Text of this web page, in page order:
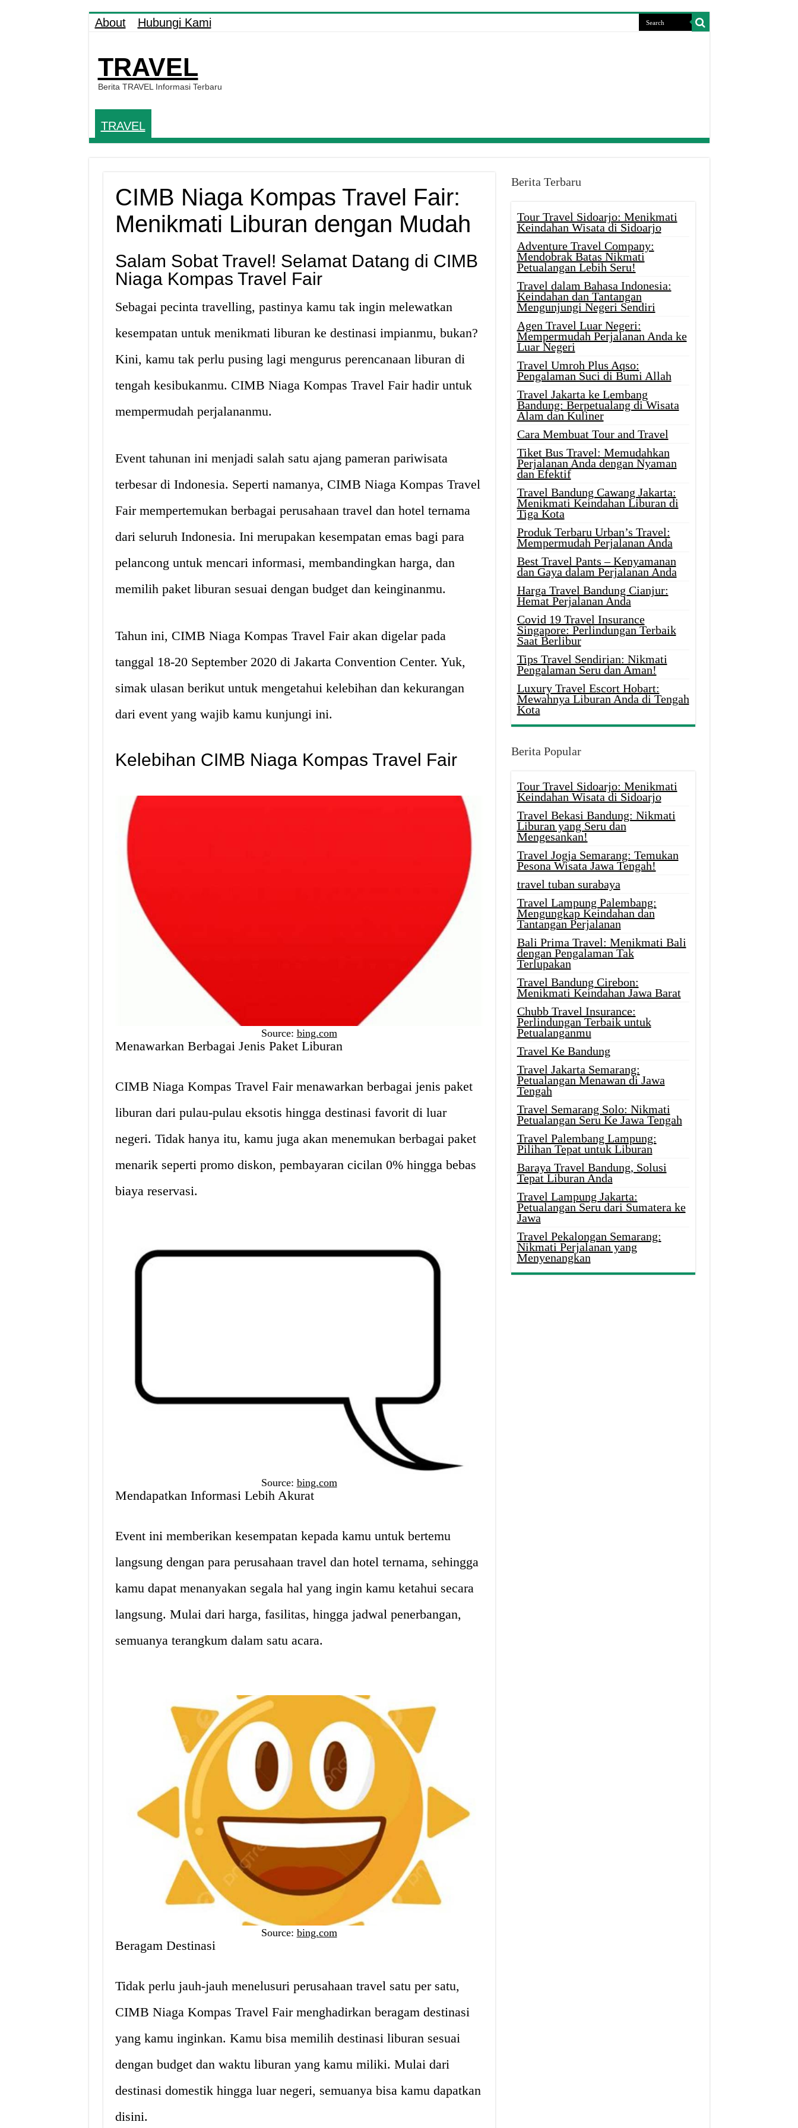
About Hubungi Kami
TRAVEL
Berita TRAVEL Informasi Terbaru
TRAVEL
CIMB Niaga Kompas Travel Fair:
Menikmati Liburan dengan Mudah
Salam Sobat Travel! Selamat Datang di CIMB
Niaga Kompas Travel Fair
Sebagai pecinta travelling, pastinya kamu tak ingin melewatkan
kesempatan untuk menikmati liburan ke destinasi impianmu, bukan?
Kini, kamu tak perlu pusing lagi mengurus perencanaan liburan di
tengah kesibukanmu. CIMB Niaga Kompas Travel Fair hadir untuk
mempermudah perjalananmu.
Event tahunan ini menjadi salah satu ajang pameran pariwisata
terbesar di Indonesia. Seperti namanya, CIMB Niaga Kompas Travel
Fair mempertemukan berbagai perusahaan travel dan hotel ternama
dari seluruh Indonesia. Ini merupakan kesempatan emas bagi para
pelancong untuk mencari informasi, membandingkan harga, dan
memilih paket liburan sesuai dengan budget dan keinginanmu.
Tahun ini, CIMB Niaga Kompas Travel Fair akan digelar pada
tanggal 18-20 September 2020 di Jakarta Convention Center. Yuk,
simak ulasan berikut untuk mengetahui kelebihan dan kekurangan
dari event yang wajib kamu kunjungi ini.
Kelebihan CIMB Niaga Kompas Travel Fair
Source: bing.com
Menawarkan Berbagai Jenis Paket Liburan
CIMB Niaga Kompas Travel Fair menawarkan berbagai jenis paket
liburan dari pulau-pulau eksotis hingga destinasi favorit di luar
negeri. Tidak hanya itu, kamu juga akan menemukan berbagai paket
menarik seperti promo diskon, pembayaran cicilan 0% hingga bebas
biaya reservasi.
Source: bing.com
Mendapatkan Informasi Lebih Akurat
Event ini memberikan kesempatan kepada kamu untuk bertemu
langsung dengan para perusahaan travel dan hotel ternama, sehingga
kamu dapat menanyakan segala hal yang ingin kamu ketahui secara
langsung. Mulai dari harga, fasilitas, hingga jadwal penerbangan,
semuanya terangkum dalam satu acara.
Source: bing.com
Beragam Destinasi
Tidak perlu jauh-jauh menelusuri perusahaan travel satu per satu,
CIMB Niaga Kompas Travel Fair menghadirkan beragam destinasi
yang kamu inginkan. Kamu bisa memilih destinasi liburan sesuai
dengan budget dan waktu liburan yang kamu miliki. Mulai dari
destinasi domestik hingga luar negeri, semuanya bisa kamu dapatkan
disini.
Berita Terbaru
Tour Travel Sidoarjo: Menikmati
Keindahan Wisata di Sidoarjo
Adventure Travel Company:
Mendobrak Batas Nikmati
Petualangan Lebih Seru!
Travel dalam Bahasa Indonesia:
Keindahan dan Tantangan
Mengunjungi Negeri Sendiri
Agen Travel Luar Negeri:
Mempermudah Perjalanan Anda ke
Luar Negeri
Travel Umroh Plus Aqso:
Pengalaman Suci di Bumi Allah
Travel Jakarta ke Lembang
Bandung: Berpetualang di Wisata
Alam dan Kuliner
Cara Membuat Tour and Travel
Tiket Bus Travel: Memudahkan
Perjalanan Anda dengan Nyaman
dan Efektif
Travel Bandung Cawang Jakarta:
Menikmati Keindahan Liburan di
Tiga Kota
Produk Terbaru Urban’s Travel:
Mempermudah Perjalanan Anda
Best Travel Pants – Kenyamanan
dan Gaya dalam Perjalanan Anda
Harga Travel Bandung Cianjur:
Hemat Perjalanan Anda
Covid 19 Travel Insurance
Singapore: Perlindungan Terbaik
Saat Berlibur
Tips Travel Sendirian: Nikmati
Pengalaman Seru dan Aman!
Luxury Travel Escort Hobart:
Mewahnya Liburan Anda di Tengah
Kota
Berita Popular
Tour Travel Sidoarjo: Menikmati
Keindahan Wisata di Sidoarjo
Travel Bekasi Bandung: Nikmati
Liburan yang Seru dan
Mengesankan!
Travel Jogja Semarang: Temukan
Pesona Wisata Jawa Tengah!
travel tuban surabaya
Travel Lampung Palembang:
Mengungkap Keindahan dan
Tantangan Perjalanan
Bali Prima Travel: Menikmati Bali
dengan Pengalaman Tak
Terlupakan
Travel Bandung Cirebon:
Menikmati Keindahan Jawa Barat
Chubb Travel Insurance:
Perlindungan Terbaik untuk
Petualanganmu
Travel Ke Bandung
Travel Jakarta Semarang:
Petualangan Menawan di Jawa
Tengah
Travel Semarang Solo: Nikmati
Petualangan Seru Ke Jawa Tengah
Travel Palembang Lampung:
Pilihan Tepat untuk Liburan
Baraya Travel Bandung, Solusi
Tepat Liburan Anda
Travel Lampung Jakarta:
Petualangan Seru dari Sumatera ke
Jawa
Travel Pekalongan Semarang:
Nikmati Perjalanan yang
Menyenangkan